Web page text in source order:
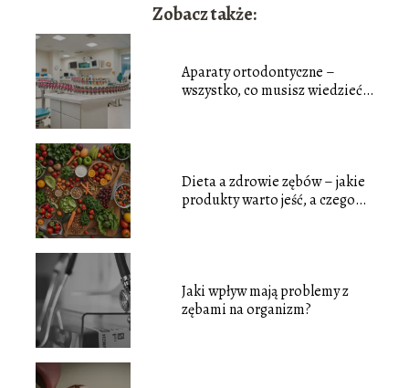
Zobacz także:
Aparaty ortodontyczne –
wszystko, co musisz wiedzieć o
Dieta a zdrowie zębów – jakie
produkty warto jeść, a czego
Jaki wpływ mają problemy z
zębami na organizm?